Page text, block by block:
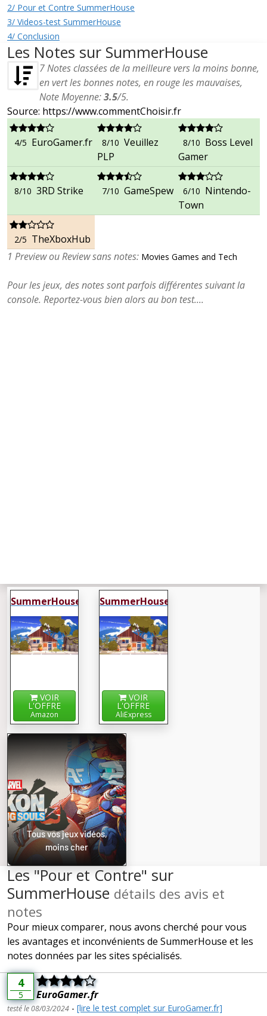
2/ Pour et Contre SummerHouse
3/ Videos-test SummerHouse
4/ Conclusion
Les Notes sur SummerHouse
7Notes classées de la meilleure vers la moins bonne,
en vert les bonnes notes, en rouge les mauvaises,
Note Moyenne:3.5/5.
Source: https://www.commentChoisir.fr
4/5 EuroGamer.fr 8/10 Veuillez
PLP
8/10 Boss Level
Gamer
8/10 3RD Strike 7/10 GameSpew 6/10 Nintendo-
Town
2/5 TheXboxHub
1 Preview ou Review sans notes: Movies Games and Tech
Pour les jeux, des notes sont parfois différentes suivant la
console. Reportez-vous bien alors au bon test....
SummerHouse
VOIR
L'OFFRE
Amazon
SummerHouse
VOIR
L'OFFRE
AliExpress
Tous vos jeux vidéos,
moins cher
Les "Pour et Contre" sur
SummerHouse détails des avis et
notes
Pour mieux comparer, nous avons cherché pour vous
les avantages et inconvénients de SummerHouse et les
notes données par les sites spécialisés.
4
5 EuroGamer.fr
testé le 08/03/2024 - [lire le test complet sur EuroGamer.fr]